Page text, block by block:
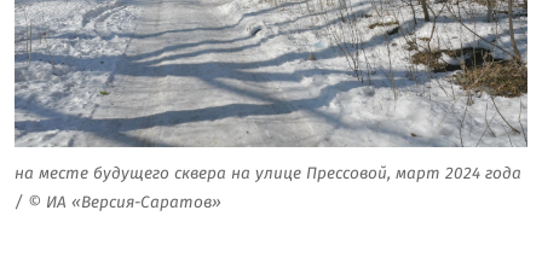
на месте будущего сквера на улице Прессовой, март 2024 года
/ © ИА «Версия-Саратов»